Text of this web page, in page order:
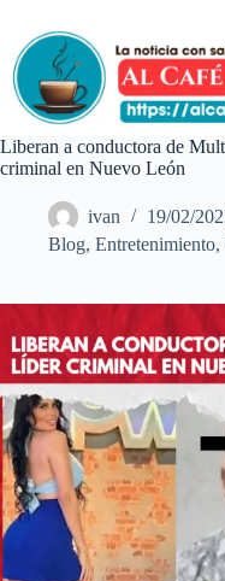
contenido
Liberan a conductora de
criminal en Nuevo León
ivan
19/02/
Blog, Entretenimiento,